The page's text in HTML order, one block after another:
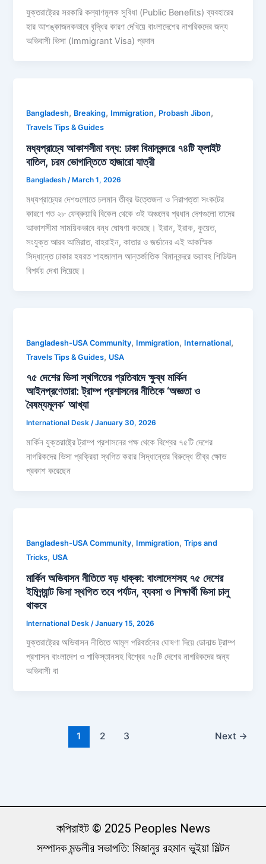
যুক্তরাষ্ট্রের সরকারি কল্যাণমূলক সুবিধা (Public Benefits) ব্যবহারের
হার আশঙ্কাজনকভাবে বৃদ্ধির কারণ দেখিয়ে বাংলাদেশের নাগরিকদের জন্য
অভিবাসী ভিসা (Immigrant Visa) প্রদান
Bangladesh, Breaking, Immigration, Probash Jibon,
Travels Tips & Guides
মধ্যপ্রাচ্যে আকাশসীমা বন্ধ: ঢাকা বিমানবন্দরে ৭৪টি ফ্লাইট
বাতিল, চরম ভোগান্তিতে হাজারো যাত্রী
Bangladesh/March 1, 2026
মধ্যপ্রাচ্যের দেশগুলোতে চলমান তীব্র উত্তেজনা ও নিরাপত্তা সংকটের
কারণে গত ২৮ ফেব্রুয়ারি বিকেল থেকে ওই অঞ্চলের প্রধান দেশগুলো তাদের
আকাশসীমা সাময়িকভাবে বন্ধ ঘোষণা করেছে। ইরান, ইরাক, কুয়েত,
সংযুক্ত আরব আমিরাত, বাহরাইন, কাতার ও জর্ডানের এই আকস্মিক
সিদ্ধান্তে ঢাকার হযরত শাহজালাল আন্তর্জাতিক বিমানবন্দরে ভয়াবহ শিডিউল
বিপর্যয় দেখা দিয়েছে।
Bangladesh-USA Community, Immigration, International,
Travels Tips & Guides, USA
৭৫ দেশের ভিসা স্থগিতের প্রতিবাদে ক্ষুব্ধ মার্কিন
আইনপ্রণেতারা: ট্রাম্প প্রশাসনের নীতিকে ‘অজ্ঞতা ও
বৈষম্যমূলক’ আখ্যা
International Desk/January 30, 2026
মার্কিন যুক্তরাষ্ট্রে ট্রাম্প প্রশাসনের পক্ষ থেকে বিশ্বের ৭৫টি দেশের
নাগরিকদের ভিসা প্রক্রিয়া স্থগিত করার সিদ্ধান্তের বিরুদ্ধে তীব্র ক্ষোভ
প্রকাশ করেছেন
Bangladesh-USA Community, Immigration,Trips and
Tricks, USA
মার্কিন অভিবাসন নীতিতে বড় ধাক্কা: বাংলাদেশসহ ৭৫ দেশের
ইমিগ্র্যান্ট ভিসা স্থগিত তবে পর্যটন, ব্যবসা ও শিক্ষার্থী ভিসা চালু
থাকবে
International Desk /January 15, 2026
যুক্তরাষ্ট্রের অভিবাসন নীতিতে আমূল পরিবর্তনের ঘোষণা দিয়ে ডোনাল্ড ট্রাম্প
প্রশাসন বাংলাদেশ ও পাকিস্তানসহ বিশ্বের ৭৫টি দেশের নাগরিকদের জন্য
অভিবাসী বা
1 2 3 Next →
কপিরাইট © 2025 Peoples News
সম্পাদক মন্ডলীর সভাপতি: মিজানুর রহমান ভুইয়া মিল্টন